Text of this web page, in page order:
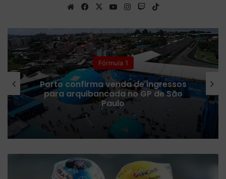
We
te
Fa
bo
ok
X
Yo
ub
e
Ins
ra
m
Tw
h
k
Fórmula 1
Porto confirma venda de ingressos
para arquibancada no GP de São
Paulo